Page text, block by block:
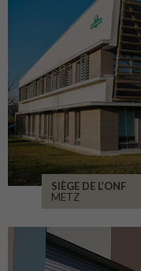
SIÈGE DE L’ONF
METZ